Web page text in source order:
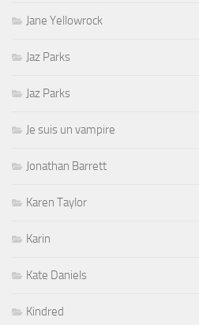
Jane Yellowrock
Jaz Parks
Jaz Parks
Je suis un vampire
Jonathan Barrett
Karen Taylor
Karin
Kate Daniels
Kindred